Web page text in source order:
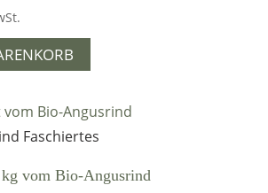
vom Bio-Angusrind